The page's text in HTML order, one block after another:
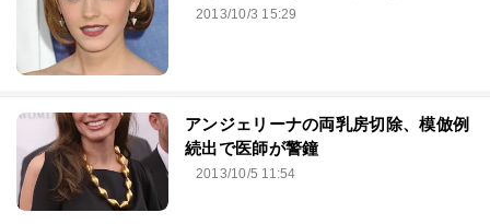
2013/10/3 15:29
アンジェリーナの両乳房切除、模倣例
続出で医師が警鐘
2013/10/5 11:54